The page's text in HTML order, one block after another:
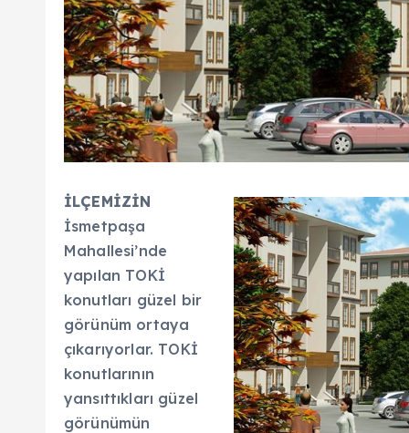
İLÇEMİZİN
İsmetpaşa
Mahallesi’nde
yapılan TOKİ
konutları güzel bir
görünüm ortaya
çıkarıyorlar. TOKİ
konutlarının
yansıttıkları güzel
görünümün